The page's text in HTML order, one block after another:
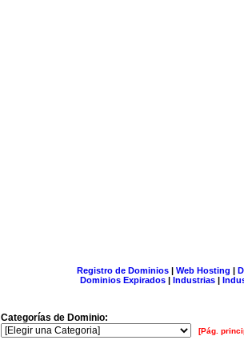
Registro de Dominios| Web Hosting |
Dominios Expirados | Industrias |
Categorías de Dominio:
[Pág.